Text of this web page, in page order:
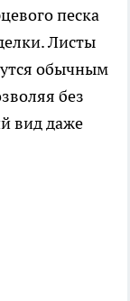
песка
Листы
обычным
без
вид даже